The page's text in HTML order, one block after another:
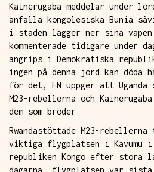
Kainerugaba meddelar under
anfalla kongolesiska Bunia
i staden lägger ner sina vapen
kommenterade tidigare under
angrips i Demokratiska
ingen på denna jord kan
för det, FN uppger att
M23-rebellerna och
dem som bröder
Rwandastöttade M23-
viktiga flygplatsen i Kavumu i
republiken Kongo efter stora
dagarna, flygplatsen var